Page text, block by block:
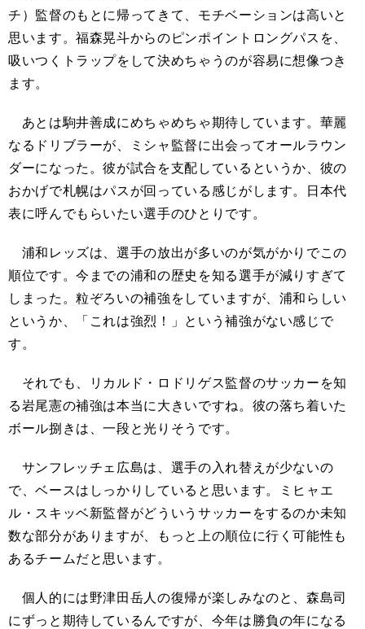
チ）監督のもとに帰ってきて、モチベーションは高いと
思います。福森晃斗からのピンポイントロングパスを、
吸いつくトラップをして決めちゃうのが容易に想像つき
ます。
あとは駒井善成にめちゃめちゃ期待しています。華麗
なるドリブラーが、ミシャ監督に出会ってオールラウン
ダーになった。彼が試合を支配しているというか、彼の
おかげで札幌はパスが回っている感じがします。日本代
表に呼んでもらいたい選手のひとりです。
浦和レッズは、選手の放出が多いのが気がかりでこの
順位です。今までの浦和の歴史を知る選手が減りすぎて
しまった。粒ぞろいの補強をしていますが、浦和らしい
というか、「これは強烈！」という補強がない感じで
す。
それでも、リカルド・ロドリゲス監督のサッカーを知
る岩尾憲の補強は本当に大きいですね。彼の落ち着いた
ボール捌きは、一段と光りそうです。
サンフレッチェ広島は、選手の入れ替えが少ないの
で、ベースはしっかりしていると思います。ミヒャエ
ル・スキッベ新監督がどういうサッカーをするのか未知
数な部分がありますが、もっと上の順位に行く可能性も
あるチームだと思います。
個人的には野津田岳人の復帰が楽しみなのと、森島司
にずっと期待しているんですが、今年は勝負の年になる